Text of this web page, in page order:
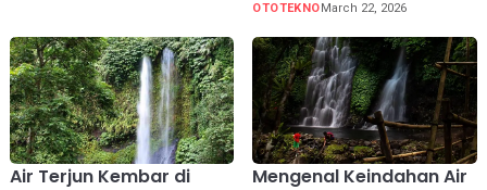
OTOTEKNO March 22, 2026
Air Terjun Kembar di
Mengenal Keindahan Air